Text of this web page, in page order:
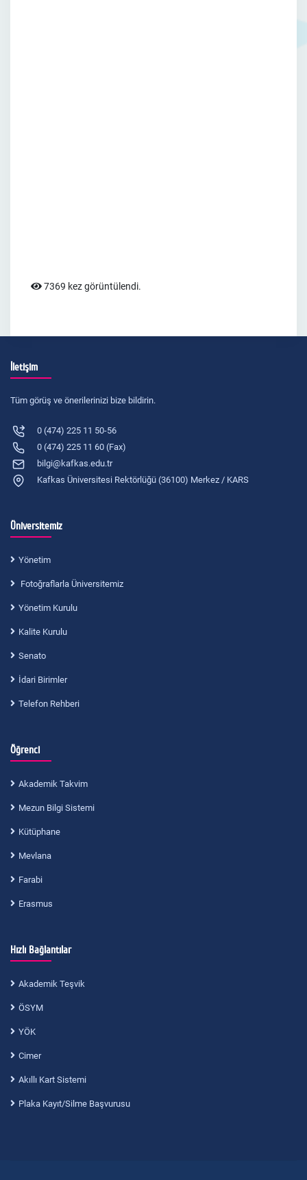
7369 kez görüntülendi.
İletişim
Tüm görüş ve önerilerinizi bize bildirin.
0 (474) 225 11 50-56
0 (474) 225 11 60 (Fax)
bilgi@kafkas.edu.tr
Kafkas Üniversitesi Rektörlüğü (36100) Merkez / KARS
Üniversitemiz
Yönetim
Fotoğraflarla Üniversitemiz
Yönetim Kurulu
Kalite Kurulu
Senato
İdari Birimler
Telefon Rehberi
Öğrenci
Akademik Takvim
Mezun Bilgi Sistemi
Kütüphane
Mevlana
Farabi
Erasmus
Hızlı Bağlantılar
Akademik Teşvik
ÖSYM
YÖK
Cimer
Akıllı Kart Sistemi
Plaka Kayıt/Silme Başvurusu